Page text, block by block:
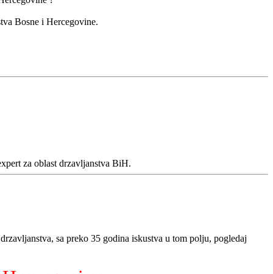
Bosne i Hercegovine.
za oblast drzavljanstva BiH.
sa preko 35 godina iskustva u tom polju, pogledaj